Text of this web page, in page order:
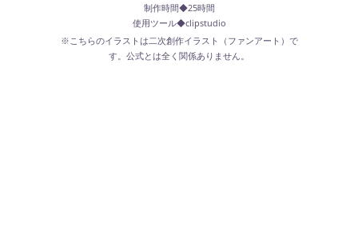
制作時間◆25時間
使用ツール◆clipstudio
※こちらのイラストは二次創作イラスト（ファンアート）で
す。公式とは全く関係ありません。